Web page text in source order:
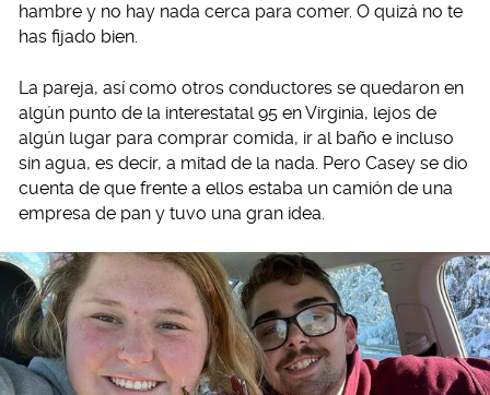
hambre y no hay nada cerca para comer. O quizá no te
has fijado bien.
La pareja, así como otros conductores se quedaron en
algún punto de la interestatal 95 en Virginia, lejos de
algún lugar para comprar comida, ir al baño e incluso
sin agua, es decir, a mitad de la nada. Pero Casey se dio
cuenta de que frente a ellos estaba un camión de una
empresa de pan y tuvo una gran idea.